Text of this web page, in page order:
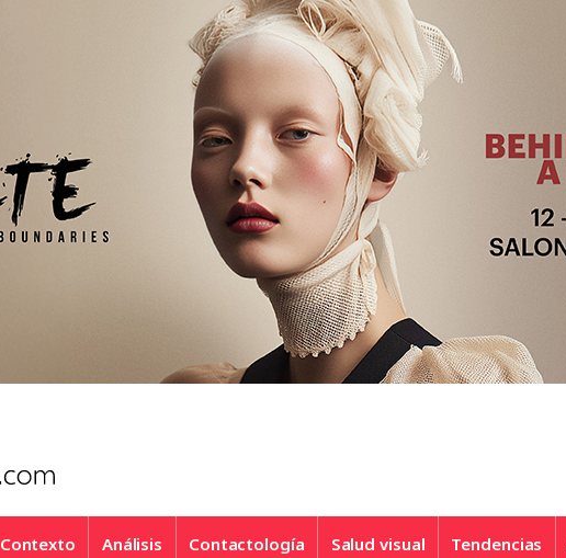
Contexto Análisis Contactología Salud visual Tendencias